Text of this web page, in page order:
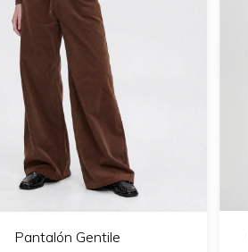
Pantalón Gentile